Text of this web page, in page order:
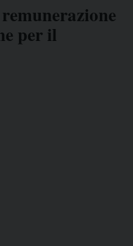
per il